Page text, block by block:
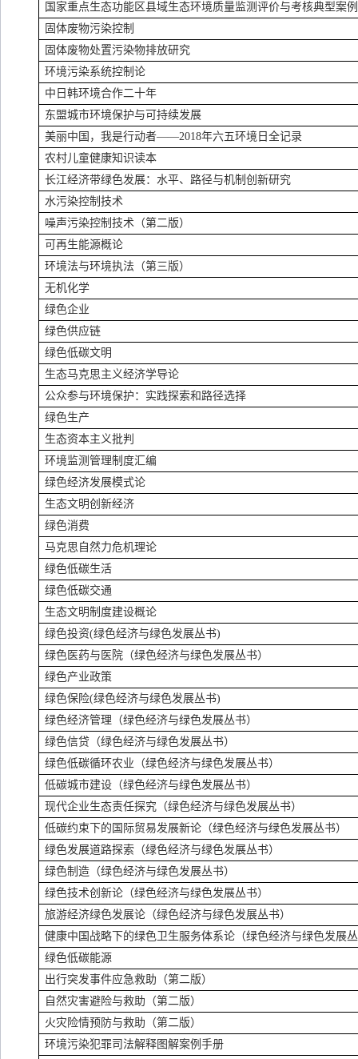
国家重点生态功能区县域生态环境质量监测评价与考核典型案
固体废物污染控制
固体废物处置污染物排放研究
环境污染系统控制论
中日韩环境合作二十年
东盟城市环境保护与可持续发展
美丽中国，我是行动者——2018年六五环境日全记录
农村儿童健康知识读本
长江经济带绿色发展：水平、路径与机制创新研究
水污染控制技术
噪声污染控制技术（第二版）
可再生能源概论
环境法与环境执法（第三版）
无机化学
绿色企业
绿色供应链
绿色低碳文明
生态马克思主义经济学导论
公众参与环境保护：实践探索和路径选择
绿色生产
生态资本主义批判
环境监测管理制度汇编
绿色经济发展模式论
生态文明创新经济
绿色消费
马克思自然力危机理论
绿色低碳生活
绿色低碳交通
生态文明制度建设概论
绿色投资(绿色经济与绿色发展丛书)
绿色医药与医院（绿色经济与绿色发展丛书）
绿色产业政策
绿色保险(绿色经济与绿色发展丛书)
绿色经济管理（绿色经济与绿色发展丛书）
绿色信贷（绿色经济与绿色发展丛书）
绿色低碳循环农业（绿色经济与绿色发展丛书）
低碳城市建设（绿色经济与绿色发展丛书）
现代企业生态责任探究（绿色经济与绿色发展丛书）
低碳约束下的国际贸易发展新论（绿色经济与绿色发展丛书）
绿色发展道路探索（绿色经济与绿色发展丛书）
绿色制造（绿色经济与绿色发展丛书）
绿色技术创新论（绿色经济与绿色发展丛书）
旅游经济绿色发展论（绿色经济与绿色发展丛书）
健康中国战略下的绿色卫生服务体系论（绿色经济与绿色发展
绿色低碳能源
出行突发事件应急救助（第二版）
自然灾害避险与救助（第二版）
火灾险情预防与救助（第二版）
环境污染犯罪司法解释图解案例手册